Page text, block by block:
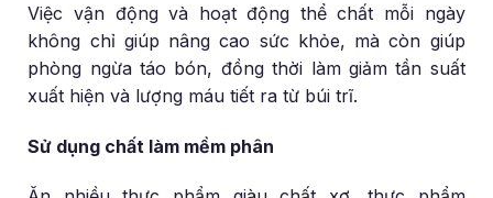
Việc vận động và hoạt động thể chất mỗi ngày
không chỉ giúp nâng cao sức khỏe, mà còn giúp
phòng ngừa táo bón, đồng thời làm giảm tần suất
xuất hiện và lượng máu tiết ra từ búi trĩ.
Sử dụng chất làm mềm phân